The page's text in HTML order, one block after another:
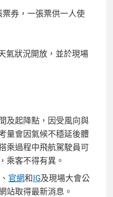
券，一張票供一人使
氣狀況開放，並於現場
及起降點，因受風向與
量會因氣候不穩延後體
乘過程中飛航駕駛員可
乘客不得有異。
、 官網和IG及現場大會公
站取得最新消息。